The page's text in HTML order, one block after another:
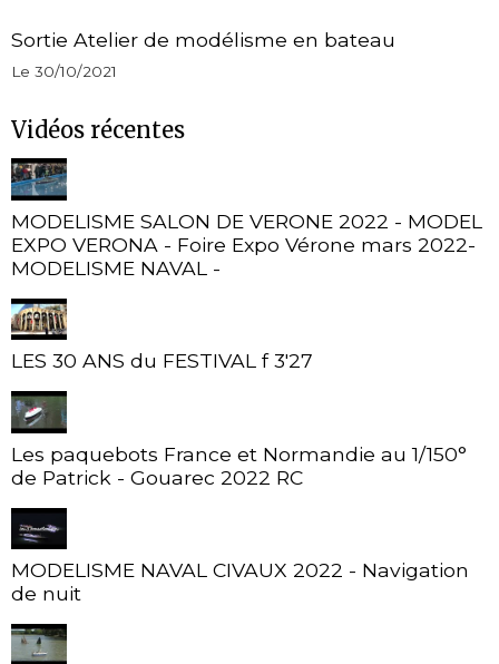
Sortie Atelier de modélisme en bateau
Le 30/10/2021
Vidéos récentes
MODELISME SALON DE VERONE 2022 - MODEL
EXPO VERONA - Foire Expo Vérone mars 2022-
MODELISME NAVAL -
LES 30 ANS du FESTIVAL f 3'27
Les paquebots France et Normandie au 1/150°
de Patrick - Gouarec 2022 RC
MODELISME NAVAL CIVAUX 2022 - Navigation
de nuit